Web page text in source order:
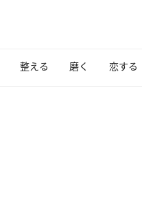
整える 磨く 恋する